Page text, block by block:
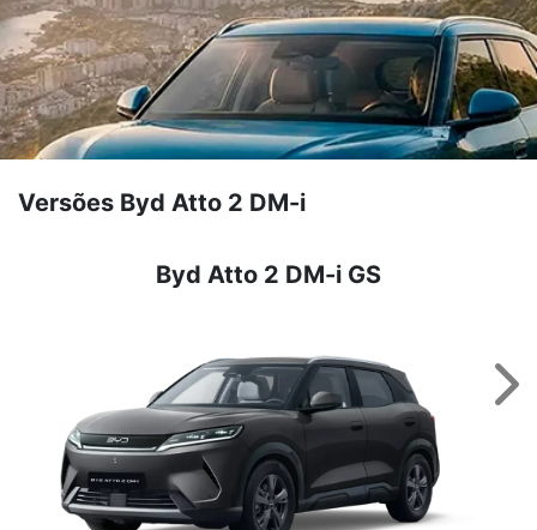
Versões Byd Atto 2 DM-i
Byd Atto 2 DM-i GS